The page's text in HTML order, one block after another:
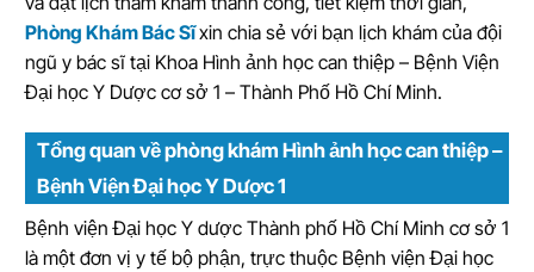
Phòng Khám Bác Sĩxin chia sẻ với bạn lịch khám của đội
ngũ y bác sĩ tại Khoa Hình ảnh học can thiệp – Bệnh Viện
Đại học Y Dược cơ sở 1 – Thành Phố Hồ Chí Minh.
Tổng quan về phòng khám Hình ảnh học can thiệp –
Bệnh Viện Đại học Y Dược 1
Bệnh viện Đại học Y dược Thành phố Hồ Chí Minh cơ sở 1
là một đơn vị y tế bộ phận, trực thuộc Bệnh viện Đại học